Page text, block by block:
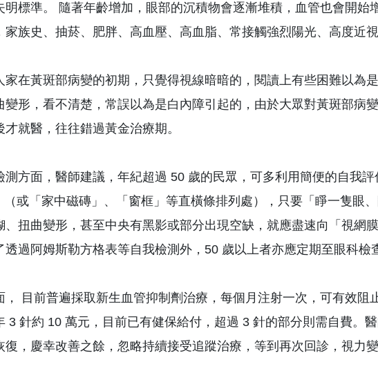
明標準。 隨著年齡增加，眼部的沉積物會逐漸堆積，血管也會開始
家族史、抽菸、肥胖、高血壓、高血脂、常接觸強烈陽光、高度近
家在黃斑部病變的初期，只覺得視線暗暗的，閱讀上有些困難以為
變形，看不清楚，常誤以為是白內障引起的，由於大眾對黃斑部病
才就醫，往往錯過黃金治療期。
測方面，醫師建議，年紀超過 50 歲的民眾，可多利用簡便的自我
（或「家中磁磚」、「窗框」等直橫條排列處），只要「睜一隻眼
、扭曲變形，甚至中央有黑影或部分出現空缺，就應盡速向「視網
透過阿姆斯勒方格表等自我檢測外，50 歲以上者亦應定期至眼科檢
， 目前普遍採取新生血管抑制劑治療，每個月注射一次，可有效阻
3 針約 10 萬元，目前已有健保給付，超過 3 針的部分則需自費。
復，慶幸改善之餘，忽略持續接受追蹤治療，等到再次回診，視力變